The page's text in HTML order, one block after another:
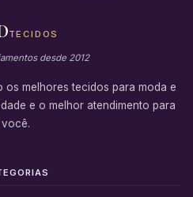
TECIDOS
desde 2012
os melhores tecidos para moda e
e o melhor atendimento para
você.